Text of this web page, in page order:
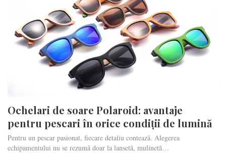
Ochelari de soare Polaroid: avantaje
pentru pescari în orice condiții de lumină
Pentru un pescar pasionat, fiecare detaliu contează. Alegerea
echipamentului nu se rezumă doar la lansetă, mulinetă…